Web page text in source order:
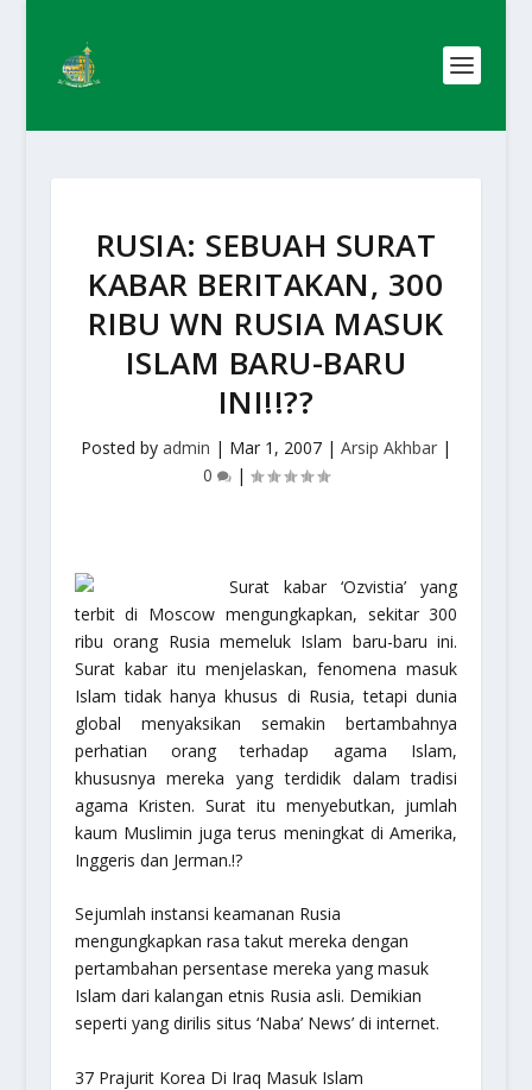
RUSIA: SEBUAH SURAT
KABAR BERITAKAN, 300
RIBU WN RUSIA MASUK
ISLAM BARU-BARU
INI!!??
Posted by admin | Mar 1, 2007| Arsip Akhbar|
0
|
Surat kabar ‘Ozvistia’ yang
terbit di Moscow mengungkapkan, sekitar 300
ribu orang Rusia memeluk Islam baru-baru ini.
Surat kabar itu menjelaskan, fenomena masuk
Islam tidak hanya khusus di Rusia, tetapi dunia
global menyaksikan semakin bertambahnya
perhatian orang terhadap agama Islam,
khususnya mereka yang terdidik dalam tradisi
agama Kristen. Surat itu menyebutkan, jumlah
kaum Muslimin juga terus meningkat di Amerika,
Inggeris dan Jerman.!?
Sejumlah instansi keamanan Rusia
mengungkapkan rasa takut mereka dengan
pertambahan persentase mereka yang masuk
Islam dari kalangan etnis Rusia asli. Demikian
seperti yang dirilis situs ‘Naba’ News’ di internet.
37 Prajurit Korea Di Iraq Masuk Islam